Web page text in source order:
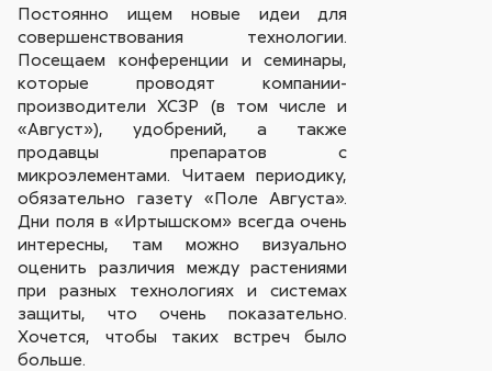
Постоянно ищем новые идеи для
совершенствования технологии.
Посещаем конференции и семинары,
которые проводят компании-
производители ХСЗР (в том числе и
«Август»), удобрений, а также
продавцы препаратов с
микроэлементами. Читаем периодику,
обязательно газету «Поле Августа».
Дни поля в «Иртышском» всегда очень
интересны, там можно визуально
оценить различия между растениями
при разных технологиях и системах
защиты, что очень показательно.
Хочется, чтобы таких встреч было
больше.